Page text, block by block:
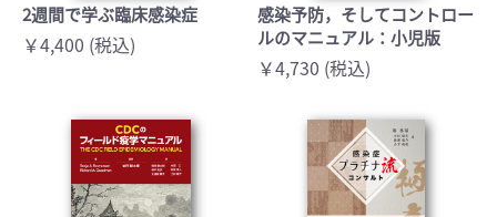
2週間で学ぶ臨床感染症
￥4,400 (税込)
感染予防，そしてコントロー
ルのマニュアル：小児版
￥4,730 (税込)